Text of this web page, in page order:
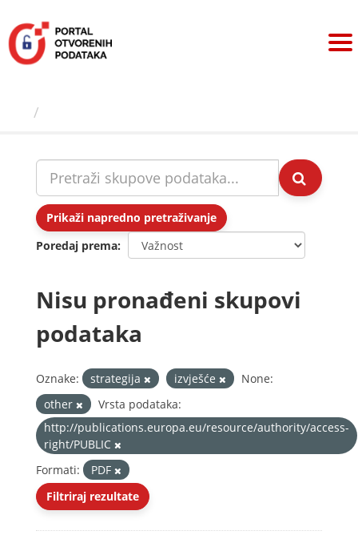
sadržaj
Prikaži napredno pretraživanje
Poredaj prema
Nisu pronađeni skupovi
podataka
Oznake: strategija izvješće
None:
other
Vrsta podataka:
http://publications.europa.eu/resource/authority/access-
right/PUBLIC
Formati:
PDF
Filtriraj rezultate